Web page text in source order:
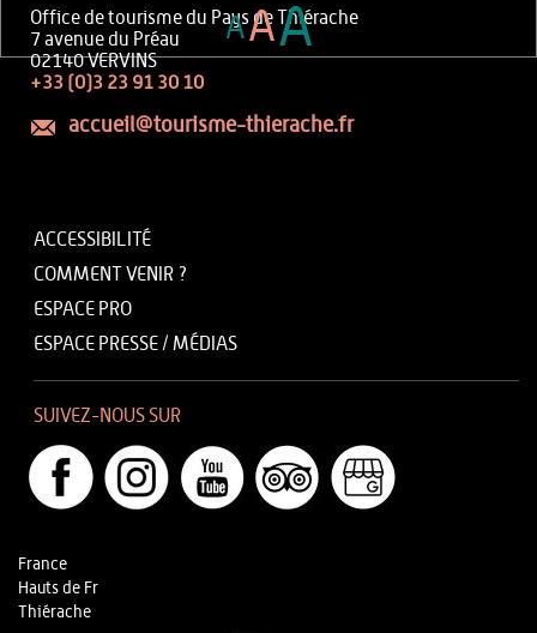
Office de tourisme du Pays de Thiérache
7 avenue du Préau
02140 VERVINS
+33 (0)3 23 91 30 10
accueil@tourisme-thierache.fr
ACCESSIBILITÉ
COMMENT VENIR ?
ESPACE PRO
ESPACE PRESSE / MÉDIAS
SUIVEZ-NOUS SUR
France
Hauts de Fr
Thiérache
AAA